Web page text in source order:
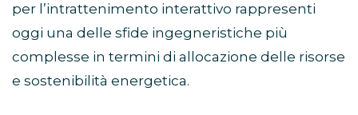
per l’intrattenimento interattivo rappresenti
oggi una delle sfide ingegneristiche più
complesse in termini di allocazione delle risorse
e sostenibilità energetica.